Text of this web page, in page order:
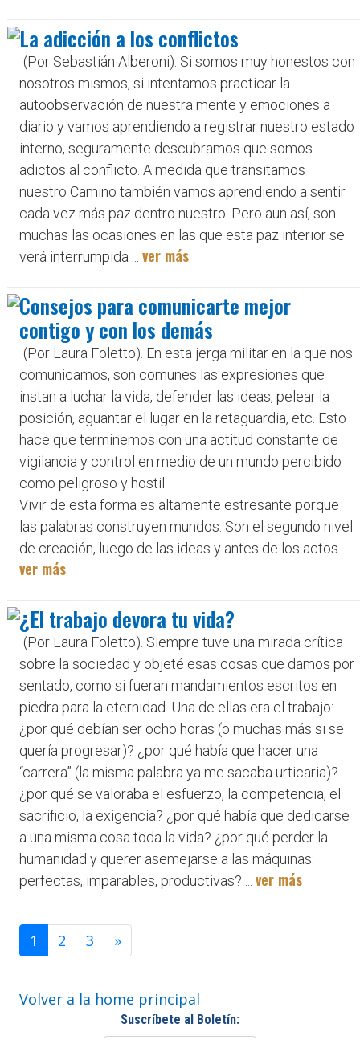
La adicción a los conflictos
(Por Sebastián Alberoni). Si somos muy honestos con
nosotros mismos, si intentamos practicar la
autoobservación de nuestra mente y emociones a
diario y vamos aprendiendo a registrar nuestro estado
interno, seguramente descubramos que somos
adictos al conflicto. A medida que transitamos
nuestro Camino también vamos aprendiendo a sentir
cada vez más paz dentro nuestro. Pero aun así, son
muchas las ocasiones en las que esta paz interior se
verá interrumpida ... ver más
Consejos para comunicarte mejor
contigo y con los demás
(Por Laura Foletto). En esta jerga militar en la que nos
comunicamos, son comunes las expresiones que
instan a luchar la vida, defender las ideas, pelear la
posición, aguantar el lugar en la retaguardia, etc. Esto
hace que terminemos con una actitud constante de
vigilancia y control en medio de un mundo percibido
como peligroso y hostil.
Vivir de esta forma es altamente estresante porque
las palabras construyen mundos. Son el segundo nivel
de creación, luego de las ideas y antes de los actos. ...
ver más
¿El trabajo devora tu vida?
(Por Laura Foletto). Siempre tuve una mirada crítica
sobre la sociedad y objeté esas cosas que damos por
sentado, como si fueran mandamientos escritos en
piedra para la eternidad. Una de ellas era el trabajo:
¿por qué debían ser ocho horas (o muchas más si se
quería progresar)? ¿por qué había que hacer una
“carrera” (la misma palabra ya me sacaba urticaria)?
¿por qué se valoraba el esfuerzo, la competencia, el
sacrificio, la exigencia? ¿por qué había que dedicarse
a una misma cosa toda la vida? ¿por qué perder la
humanidad y querer asemejarse a las máquinas:
perfectas, imparables, productivas? ... ver más
1 2 3 »
Volver a la home principal
Suscríbete al Boletín: